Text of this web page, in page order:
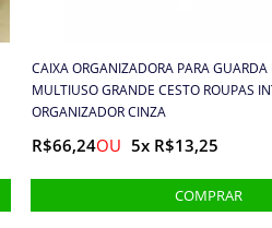
CAIXA ORGANIZADORA PARA GUARDA
MULTIUSO GRANDE CESTO ROUPAS
ORGANIZADOR CINZA
R$66,24 5x R$13,25